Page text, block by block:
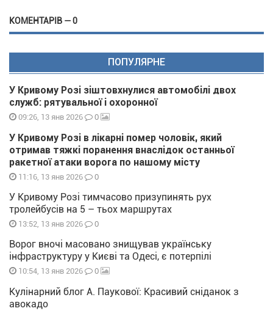
КОМЕНТАРІВ — 0
ПОПУЛЯРНЕ
У Кривому Розі зіштовхнулися автомобілі двох
служб: рятувальної і охоронної
09:26, 13 янв 2026 0
У Кривому Розі в лікарні помер чоловік, який
отримав тяжкі поранення внаслідок останньої
ракетної атаки ворога по нашому місту
11:16, 13 янв 2026 0
У Кривому Розі тимчасово призупинять рух
тролейбусів на 5 – тьох маршрутах
13:52, 13 янв 2026 0
Ворог вночі масовано знищував українську
інфраструктуру у Києві та Одесі, є потерпілі
10:54, 13 янв 2026 0
Кулінарний блог А. Паукової: Красивий сніданок з
авокадо